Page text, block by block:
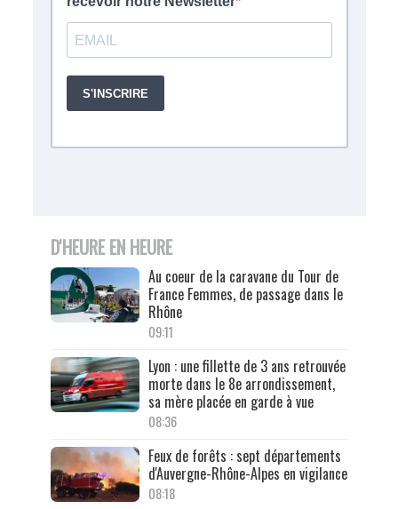
D'HEURE EN HEURE
Au coeur de la caravane du Tour de
France Femmes, de passage dans le
Rhône
09:11
Lyon : une fillette de 3 ans retrouvée
morte dans le 8e arrondissement,
sa mère placée en garde à vue
08:36
Feux de forêts : sept départements
d'Auvergne-Rhône-Alpes en vigilance
08:18